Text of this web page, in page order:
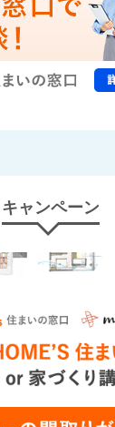
キャンペーン